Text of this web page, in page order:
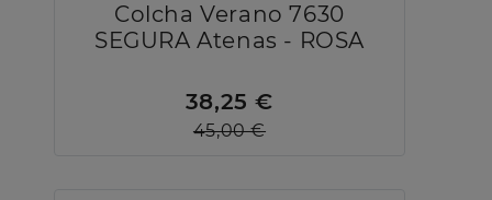
Colcha Verano 7630
SEGURA Atenas - ROSA
38,25 €
45,00 €